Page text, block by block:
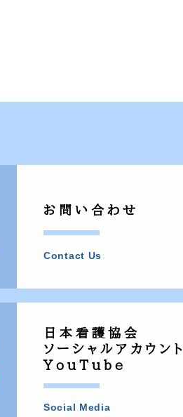
お問い合わせ
Contact Us
日本看護協会
ソーシャルアカウント
YouTube
Social Media